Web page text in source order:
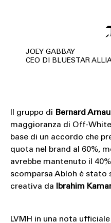
JOEY GABBAY
CEO DI BLUESTAR
Il gruppo di Bernard
maggioranza di Off-
base di un accordo che
quota nel brand al 60%,
avrebbe mantenuto il
scomparsa Abloh è
creativa da
Ibrahim
LVMH in una nota